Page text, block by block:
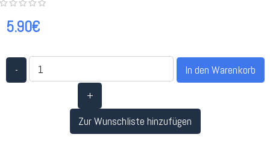
5.90€
-
+
Zur Wunschliste hinzufügen